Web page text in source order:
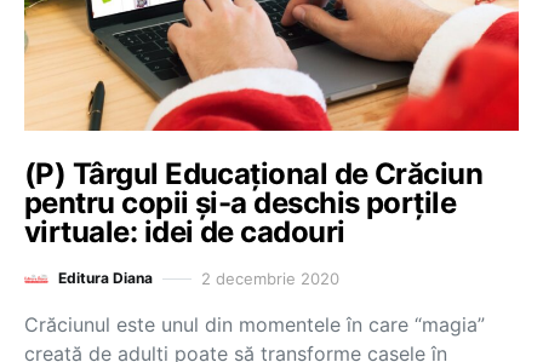
(P) Târgul Educațional de Crăciun
pentru copii și-a deschis porțile
virtuale: idei de cadouri
Editura Diana 2 decembrie 2020
Crăciunul este unul din momentele în care “magia”
creată de adulți poate să transforme casele în